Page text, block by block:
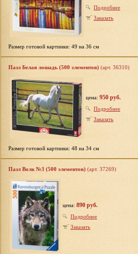
Подробнее
Заказать
Размер готовой картинки: 49 на 36 см
Пазл Белая лошадь (500 элементов) (арт. 36310)
цена: 950 руб.
Подробнее
Заказать
Размер готовой картинки: 48 на 34 см
Пазл Волк №3 (500 элементов) (арт. 37269)
цена: 890 руб.
Подробнее
Заказать